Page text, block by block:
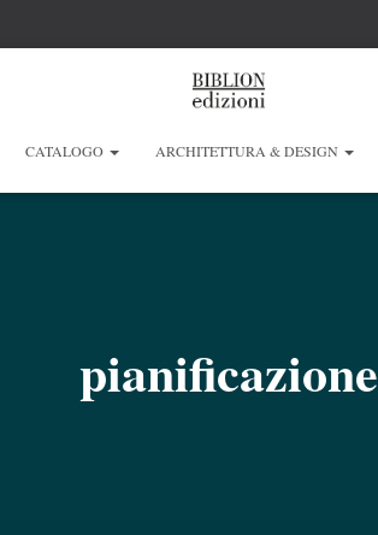
CATALOGO ARCHITETTURA & DESIGN
pianificazione